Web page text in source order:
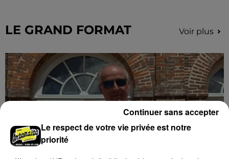
LE GRAND FORMAT Voir plus
Le respect de votre vie privée est notre
priorité
Continuer sans accepter